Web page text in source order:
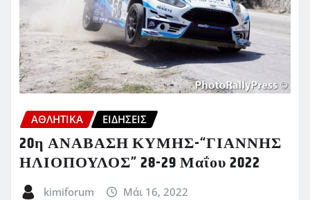
ΑΘΛΗΤΙΚΑ ΕΙΔΗΣΕΙΣ
20η ΑΝΑΒΑΣΗ ΚΥΜΗΣ-“ΓΙΑΝΝΗΣ
ΗΛΙΟΠΟΥΛΟΣ” 28-29 Μαΐου 2022
kimiforum Μάι 16, 2022